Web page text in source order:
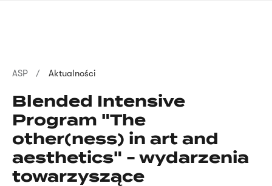
Ścieżka
nawigacyjna
ASP Aktualności
Blended Intensive
Program "The
other(ness) in art and
aesthetics" - wydarzenia
towarzyszące